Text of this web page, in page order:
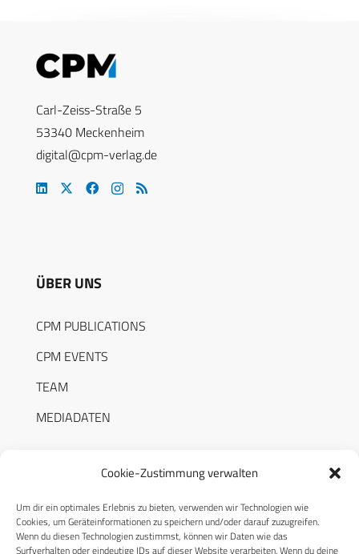
Cookie-Zustimmung verwalten
Um dir ein optimales Erlebnis zu bieten, verwenden wir Technologien wie
Cookies, um Geräteinformationen zu speichern und/oder darauf zuzugreifen.
Wenn du diesen Technologien zustimmst, können wir Daten wie das
Surfverhalten oder eindeutige IDs auf dieser Website verarbeiten. Wenn du deine
Carl-Zeiss-Straße 5
53340 Meckenheim
digital@cpm-verlag.de
ÜBER UNS
CPM PUBLICATIONS
CPM EVENTS
TEAM
MEDIADATEN
RECHTLICHES